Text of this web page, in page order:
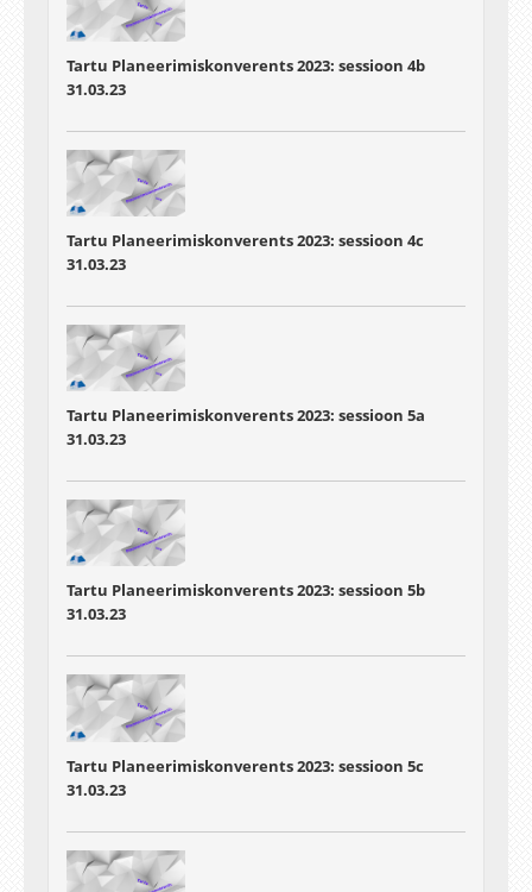
Tartu Planeerimiskonverents 2023: sessioon 4b
31.03.23
Tartu Planeerimiskonverents 2023: sessioon 4c
31.03.23
Tartu Planeerimiskonverents 2023: sessioon 5a
31.03.23
Tartu Planeerimiskonverents 2023: sessioon 5b
31.03.23
Tartu Planeerimiskonverents 2023: sessioon 5c
31.03.23